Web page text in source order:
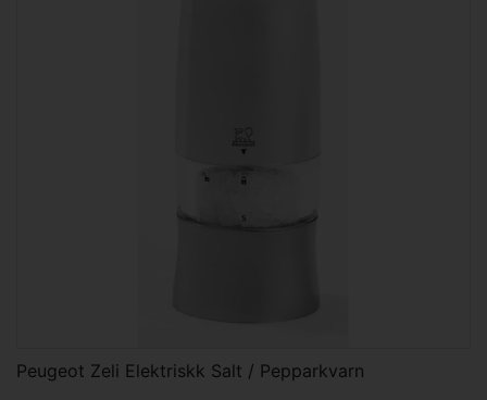
Peugeot Zeli Elektriskk Salt / Pepparkvarn